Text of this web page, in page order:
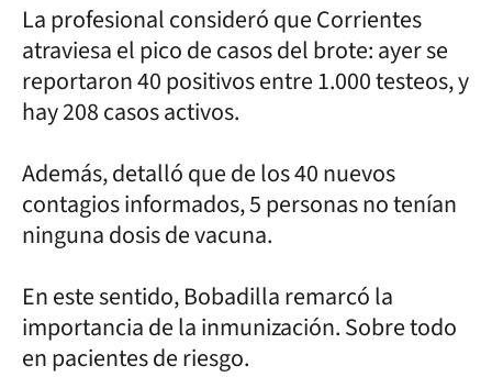
La profesional consideró que Corrientes
atraviesa el pico de casos del brote: ayer se
reportaron 40 positivos entre 1.000 testeos, y
hay 208 casos activos.
Además, detalló que de los 40 nuevos
contagios informados, 5 personas no tenían
ninguna dosis de vacuna.
En este sentido, Bobadilla remarcó la
importancia de la inmunización. Sobre todo
en pacientes de riesgo.